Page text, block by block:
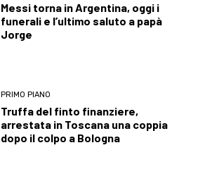
Messi torna in Argentina, oggi i
funerali e l’ultimo saluto a papà
Jorge
PRIMO PIANO
Truffa del finto finanziere,
arrestata in Toscana una coppia
dopo il colpo a Bologna